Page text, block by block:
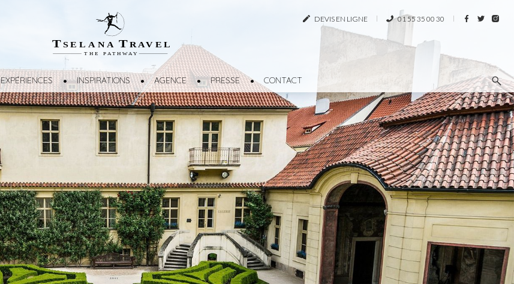
T SELANA T R AVEL
THE P A TH W A Y
EXPÉRIENCES INSPIRATIONS AGENCE PRESSE CONTACT
DEVIS EN LIGNE 01 55 35 00 30